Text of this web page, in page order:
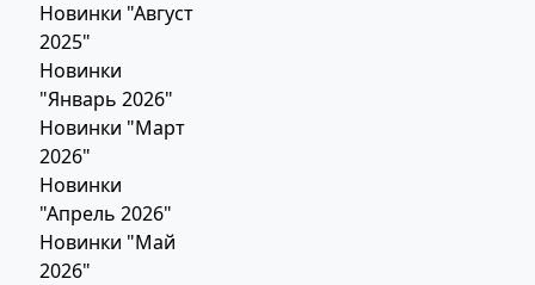
Новинки "Август
2025"
Новинки
"Январь 2026"
Новинки "Март
2026"
Новинки
"Апрель 2026"
Новинки "Май
2026"